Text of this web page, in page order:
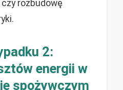
rozbudowę
2:
energii w
spożywczym